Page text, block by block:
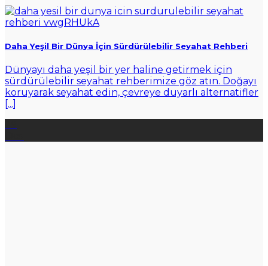
Daha Yeşil Bir Dünya İçin Sürdürülebilir Seyahat Rehberi
Dünyayı daha yeşil bir yer haline getirmek için
sürdürülebilir seyahat rehberimize göz atın. Doğayı
koruyarak seyahat edin, çevreye duyarlı alternatifler
[...]